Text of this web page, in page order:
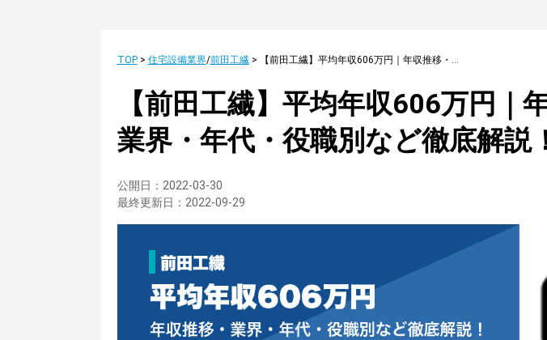
TOP> 住宅設備業界/前田工繊> 【前田工繊】平均年収606万円｜年収推移・業界・年代・役職別など徹底解説！
【前田工繊】平均年収606万円｜
業界・年代・役職別など徹底解説
公開日： 2022-03-30
最終更新日： 2022-09-29